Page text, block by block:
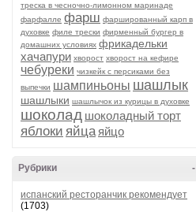
треска в чесночно-лимонном маринаде
фарфалле фарш фаршированный карп в
духовке филе трески фирменный бургер в
домашних условиях фрикадельки
хачапури хворост хворост на кефире
чебуреки чизкейк с персиками без
выпечки шампиньоны шашлык
шашлыки шашлычок из курицы в духовке
шоколад шоколадный торт
яблоки яйца яйцо
-
Рубрики
испанский ресторанчик рекомендует
(1703)